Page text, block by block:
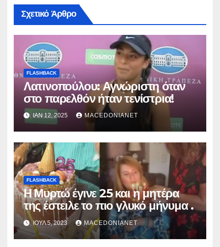
Σχετικό Άρθρο
FLASHBACK
Λατινοπούλου: Αγνώριστη όταν
στο παρελθόν ήταν τενίστρια!
ΙΑΝ 12, 2025 MACEDONIANET
FLASHBACK
Η Μυρτώ έγινε 25 και η μητέρα
της έστειλε το πιο γλυκό μήνυμα .
ΙΟΎΛ 5, 2023 MACEDONIANET